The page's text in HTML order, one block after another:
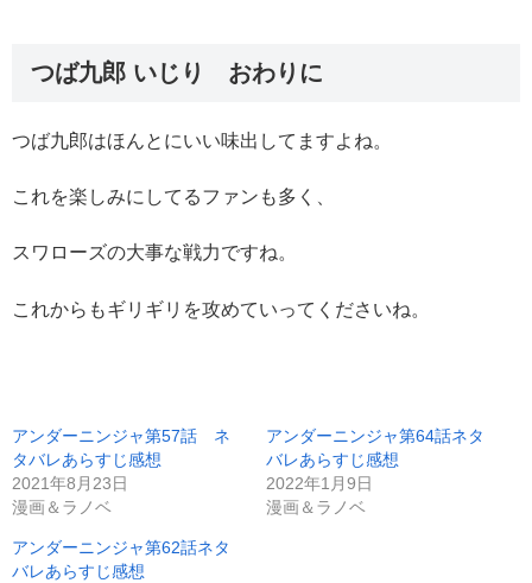
つば九郎 いじり おわりに
つば九郎はほんとにいい味出してますよね。
これを楽しみにしてるファンも多く、
スワローズの大事な戦力ですね。
これからもギリギリを攻めていってくださいね。
アンダーニンジャ第57話 ネ
タバレあらすじ感想
2021年8月23日
漫画＆ラノベ
アンダーニンジャ第64話ネタ
バレあらすじ感想
2022年1月9日
漫画＆ラノベ
アンダーニンジャ第62話ネタ
バレあらすじ感想